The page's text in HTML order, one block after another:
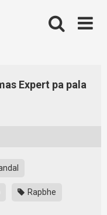
Expert pa pala
Rapbhe